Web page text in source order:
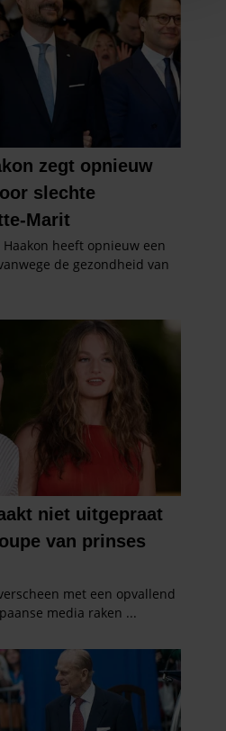
voor social media te bieden
te analyseren. Ook delen we
van onze site met onze
adverteren en analyse. Deze
combineren met andere
verstrekt of die ze hebben
gebruik van hun services. U
als u onze website blijft